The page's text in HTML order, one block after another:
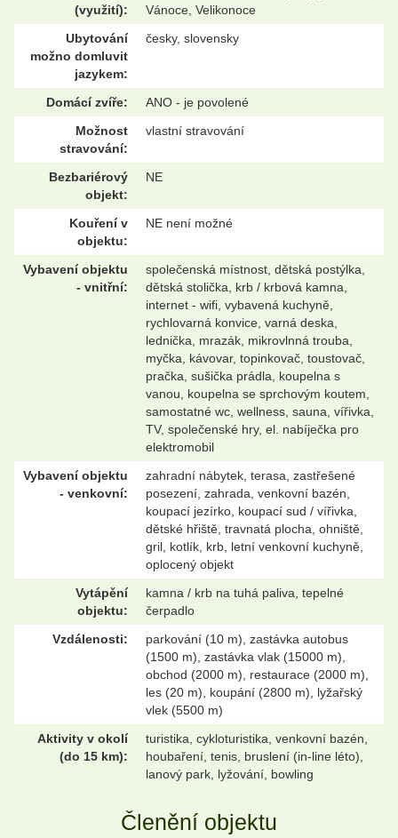
(využití):
Vánoce, Velikonoce
Ubytování
možno domluvit
jazykem:
česky, slovensky
Domácí zvíře:
ANO - je povolené
Možnost
stravování:
vlastní stravování
Bezbariérový
objekt:
NE
Kouření v
objektu:
NE není možné
Vybavení objektu
- vnitřní:
společenská místnost, dětská postýlka,
dětská stolička, krb / krbová kamna,
internet - wifi, vybavená kuchyně,
rychlovarná konvice, varná deska,
lednička, mrazák, mikrovlnná trouba,
myčka, kávovar, topinkovač, toustovač,
pračka, sušička prádla, koupelna s
vanou, koupelna se sprchovým koutem,
samostatné wc, wellness, sauna, vířivka,
TV, společenské hry, el. nabíječka pro
elektromobil
Vybavení objektu
- venkovní:
zahradní nábytek, terasa, zastřešené
posezení, zahrada, venkovní bazén,
koupací jezírko, koupací sud / vířivka,
dětské hřiště, travnatá plocha, ohniště,
gril, kotlík, krb, letní venkovní kuchyně,
oplocený objekt
Vytápění
objektu:
kamna / krb na tuhá paliva, tepelné
čerpadlo
Vzdálenosti:
parkování (10 m), zastávka autobus
(1500 m), zastávka vlak (15000 m),
obchod (2000 m), restaurace (2000 m),
les (20 m), koupání (2800 m), lyžařský
vlek (5500 m)
Aktivity v okolí
(do 15 km):
turistika, cykloturistika, venkovní bazén,
houbaření, tenis, bruslení (in-line léto),
lanový park, lyžování, bowling
Členění objektu